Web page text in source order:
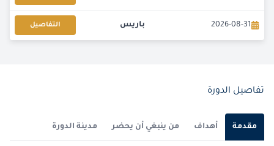
2026-08-31 باريس التفاصيل
2026-09-07
2026-09-07
تفاصيل الدورة
مقدمة أهداف من ينبغي أن يحضر مدينة الدورة